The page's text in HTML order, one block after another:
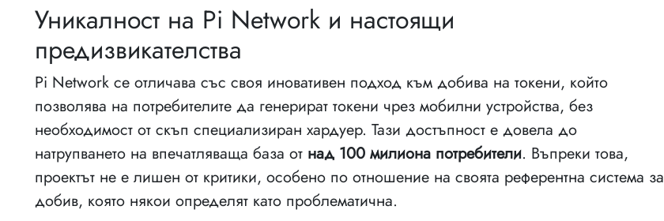
Уникалност на Pi Network и настоящи
предизвикателства
Pi Network се отличава със своя иновативен подход към добива на токени, който
позволява на потребителите да генерират токени чрез мобилни устройства, без
необходимост от скъп специализиран хардуер. Тази достъпност е довела до
натрупването на впечатляваща база от над 100 милиона потребители. Въпреки това,
проектът не е лишен от критики, особено по отношение на своята референтна система за
добив, която някои определят като проблематична.